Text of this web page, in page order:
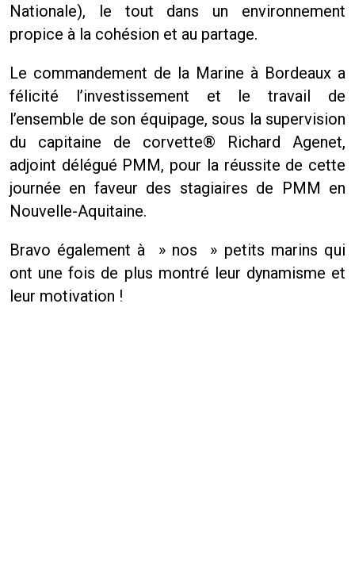
Nationale), le tout dans un environnement
propice à la cohésion et au partage.
Le commandement de la Marine à Bordeaux a
félicité l’investissement et le travail de
l’ensemble de son équipage, sous la supervision
du capitaine de corvette® Richard Agenet,
adjoint délégué PMM, pour la réussite de cette
journée en faveur des stagiaires de PMM en
Nouvelle-Aquitaine.
Bravo également à » nos » petits marins qui
ont une fois de plus montré leur dynamisme et
leur motivation !